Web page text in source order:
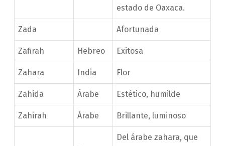
estado de Oaxaca.
Zada Afortunada
Zafirah Hebreo Exitosa
Zahara India Flor
Zahida Árabe Estético, humilde
Zahirah Árabe Brillante, luminoso
Del árabe zahara, que